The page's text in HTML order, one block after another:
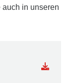
in unseren